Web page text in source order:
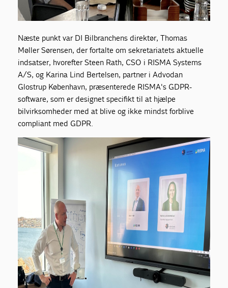
Næste punkt var DI Bilbranchens direktør, Thomas
Møller Sørensen, der fortalte om sekretariatets aktuelle
indsatser, hvorefter Steen Rath, CSO i RISMA Systems
A/S, og Karina Lind Bertelsen, partner i Advodan
Glostrup København, præsenterede RISMA's GDPR-
software, som er designet specifikt til at hjælpe
bilvirksomheder med at blive og ikke mindst forblive
compliant med GDPR.